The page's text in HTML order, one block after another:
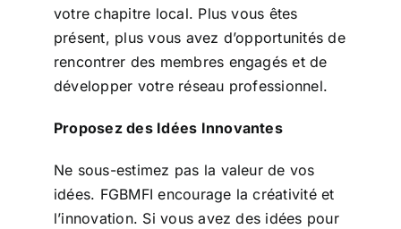
votre chapitre local. Plus vous êtes
présent, plus vous avez d’opportunités de
rencontrer des membres engagés et de
développer votre réseau professionnel.
Proposez des Idées Innovantes
Ne sous-estimez pas la valeur de vos
idées. FGBMFI encourage la créativité et
l’innovation. Si vous avez des idées pour